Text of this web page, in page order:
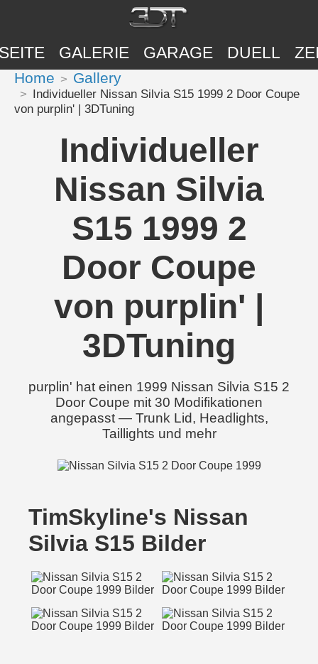
GALERIE GARAGE DUELL
Home Gallery
Individueller Nissan Silvia S15 1999 2 Door Coupe
von purplin' | 3DTuning
Individueller
Nissan Silvia
S15 1999 2
Door Coupe
von purplin' |
3DTuning
purplin' hat einen 1999 Nissan Silvia S15 2
Door Coupe mit 30 Modifikationen
angepasst — Trunk Lid, Headlights,
Taillights und mehr
TimSkyline's Nissan
Silvia S15 Bilder